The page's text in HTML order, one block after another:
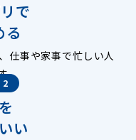
で
る
仕事や家事で忙しい人
。
2
い